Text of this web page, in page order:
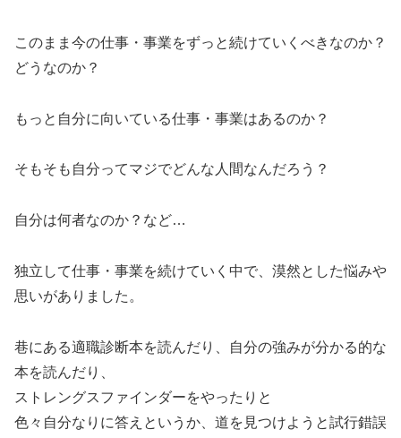
このまま今の仕事・事業をずっと続けていくべきなのか？
どうなのか？
もっと自分に向いている仕事・事業はあるのか？
そもそも自分ってマジでどんな人間なんだろう？
自分は何者なのか？など…
独立して仕事・事業を続けていく中で、漠然とした悩みや
思いがありました。
巷にある適職診断本を読んだり、自分の強みが分かる的な
本を読んだり、
ストレングスファインダーをやったりと
色々自分なりに答えというか、道を見つけようと試行錯誤